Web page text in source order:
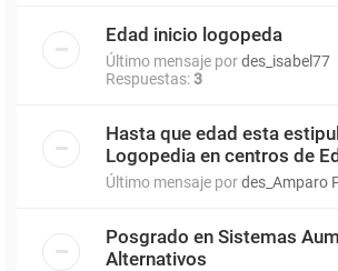
Edad inicio logopeda
Último mensaje pordes_isabel77
Respuestas:3
Hasta que edad esta
Logopedia en centros de
Último mensaje pordes_Amparo
Posgrado en Sistemas
Alternativos